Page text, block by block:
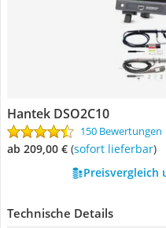
Hantek DSO2C10
150 Bewertungen
ab 209,00 € ( Sofort lieferbar)
Preisvergleich
Technische Details